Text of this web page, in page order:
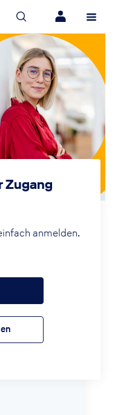
Zugang
anmelden.